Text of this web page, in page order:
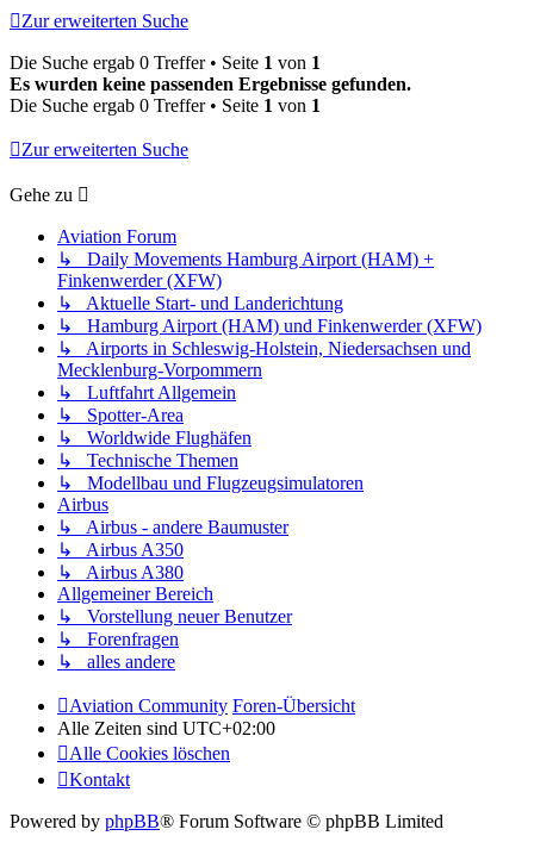
Zur erweiterten Suche
Die Suche ergab 0 Treffer • Seite 1 von 1
Es wurden keine passenden Ergebnisse gefunden.
Die Suche ergab 0 Treffer • Seite 1 von 1
Zur erweiterten Suche
Gehe zu
Aviation Forum
↳ Daily Movements Hamburg Airport (HAM) +
Finkenwerder (XFW)
↳ Aktuelle Start- und Landerichtung
↳ Hamburg Airport (HAM) und Finkenwerder (XFW)
↳ Airports in Schleswig-Holstein, Niedersachsen und
Mecklenburg-Vorpommern
↳ Luftfahrt Allgemein
↳ Spotter-Area
↳ Worldwide Flughäfen
↳ Technische Themen
↳ Modellbau und Flugzeugsimulatoren
Airbus
↳ Airbus - andere Baumuster
↳ Airbus A350
↳ Airbus A380
Allgemeiner Bereich
↳ Vorstellung neuer Benutzer
↳ Forenfragen
↳ alles andere
Aviation Community Foren-Übersicht
Alle Zeiten sind UTC+02:00
Alle Cookies löschen
Kontakt
Powered by phpBB® Forum Software © phpBB Limited